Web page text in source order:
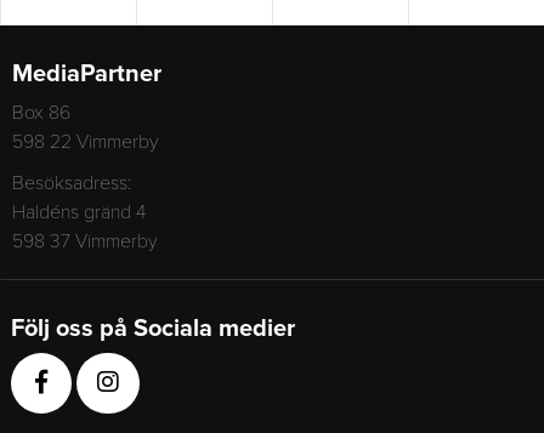
MediaPartner
Box 86
598 22 Vimmerby
Besöksadress:
Haldéns gränd 4
598 37 Vimmerby
Följ oss på Sociala medier